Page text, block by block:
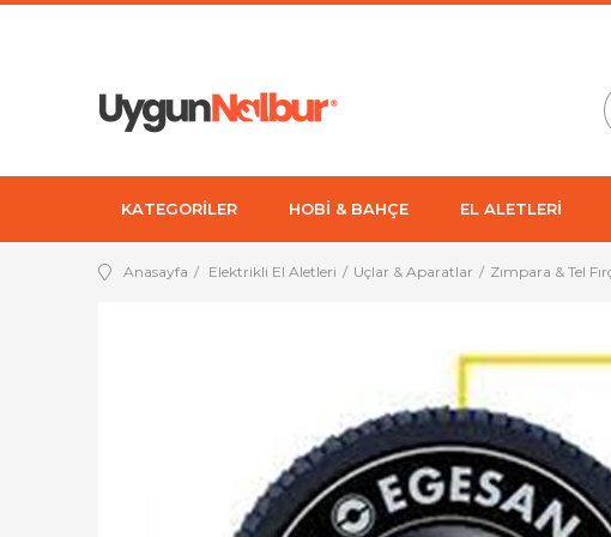
KATEGORİLER HOBİ & BAHÇE EL ALETLERİ
Anasayfa Elektrikli El Aletleri Uçlar & Aparatlar Zımpara & Tel